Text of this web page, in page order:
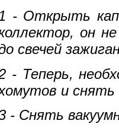
- Открыть
он
свечей
- Теперь,
и
- Снять